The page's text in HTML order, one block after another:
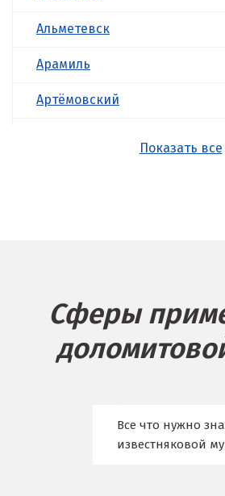
Альметевск
Арамиль
Артёмовский
Берёзовский
Бисерть
Показать все
Сферы
Все что нужно
известняковой